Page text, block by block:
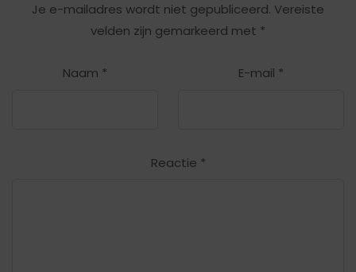
Je e-mailadres wordt niet gepubliceerd. Vereiste
velden zijn gemarkeerd met *
Naam * E-mail *
Reactie *